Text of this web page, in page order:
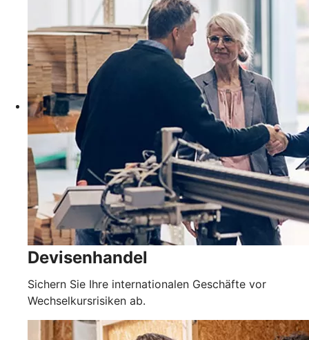
Devisenhandel
Sichern Sie Ihre internationalen Geschäfte vor
Wechselkursrisiken ab.